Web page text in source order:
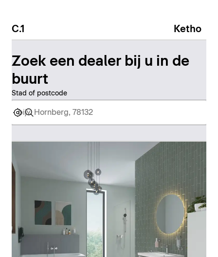
C.1 Ketho
Zoek een dealer bij u in de
buurt
Stad of postcode